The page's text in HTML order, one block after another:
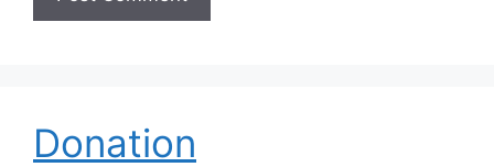
Donation